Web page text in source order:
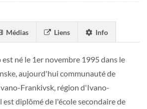
Médias Liens Info
né le 1er novembre 1995 dans le
aujourd'hui communauté de
Frankivsk, région d'Ivano-
est diplômé de l'école secondaire de